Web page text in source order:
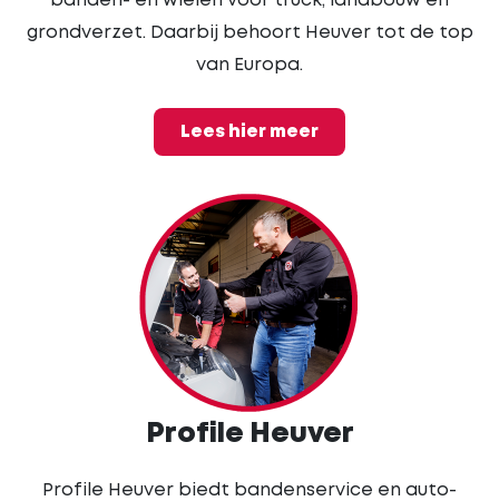
grondverzet. Daarbij behoort Heuver tot de top
van Europa.
Lees hier meer
Profile Heuver
Profile Heuver biedt bandenservice en auto-